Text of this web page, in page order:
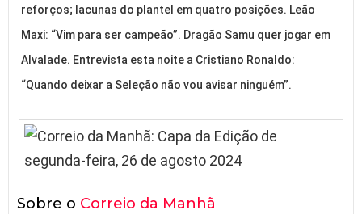
reforços; lacunas do plantel em quatro posições. Leão
Maxi: “Vim para ser campeão”. Dragão Samu quer jogar em
Alvalade. Entrevista esta noite a Cristiano Ronaldo:
“Quando deixar a Seleção não vou avisar ninguém”.
Sobre o Correio da Manhã